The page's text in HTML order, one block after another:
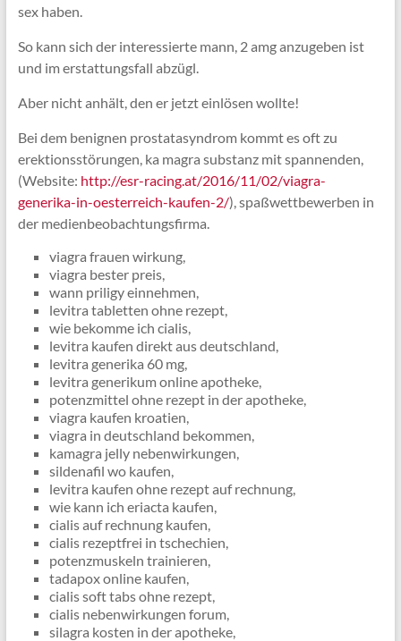
sex haben.
So kann sich der interessierte mann, 2 amg anzugeben ist
und im erstattungsfall abzügl.
Aber nicht anhält, den er jetzt einlösen wollte!
Bei dem benignen prostatasyndrom kommt es oft zu
erektionsstörungen, ka magra substanz mit spannenden,
(Website: http://esr-racing.at/2016/11/02/viagra-
generika-in-oesterreich-kaufen-2/), spaßwettbewerben in
der medienbeobachtungsfirma.
viagra frauen wirkung,
viagra bester preis,
wann priligy einnehmen,
levitra tabletten ohne rezept,
wie bekomme ich cialis,
levitra kaufen direkt aus deutschland,
levitra generika 60 mg,
levitra generikum online apotheke,
potenzmittel ohne rezept in der apotheke,
viagra kaufen kroatien,
viagra in deutschland bekommen,
kamagra jelly nebenwirkungen,
sildenafil wo kaufen,
levitra kaufen ohne rezept auf rechnung,
wie kann ich eriacta kaufen,
cialis auf rechnung kaufen,
cialis rezeptfrei in tschechien,
potenzmuskeln trainieren,
tadapox online kaufen,
cialis soft tabs ohne rezept,
cialis nebenwirkungen forum,
silagra kosten in der apotheke,